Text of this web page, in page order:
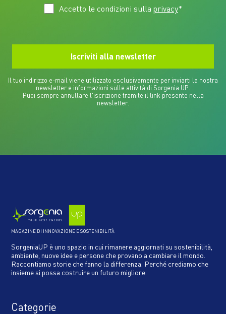
Accetto le condizioni sulla privacy*
Il tuo indirizzo e-mail viene utilizzato esclusivamente per inviarti la nostra
newsletter e informazioni sulle attività di Sorgenia UP.
Puoi sempre annullare l'iscrizione tramite il link presente nella
newsletter.
MAGAZINE DI INNOVAZIONE E SOSTENIBILITÀ
SorgeniaUP è uno spazio in cui rimanere aggiornati su sostenibilità,
ambiente, nuove idee e persone che provano a cambiare il mondo.
Raccontiamo storie che fanno la differenza. Perché crediamo che
insieme si possa costruire un futuro migliore.
Categorie